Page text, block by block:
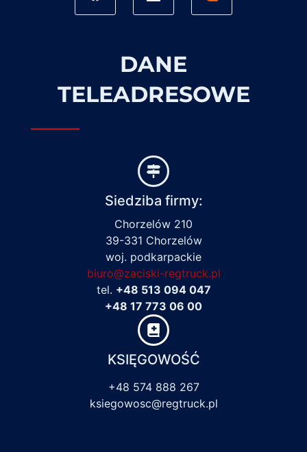
DANE
TELEADRESOWE
Siedziba firmy:
Chorzelów 210
39-331 Chorzelów
woj. podkarpackie
biuro@zaciski-regtruck.pl
tel. +48 513 094 047
+48 17 773 06 00
KSIĘGOWOŚĆ
+48 574 888 267
ksiegowosc@regtruck.pl